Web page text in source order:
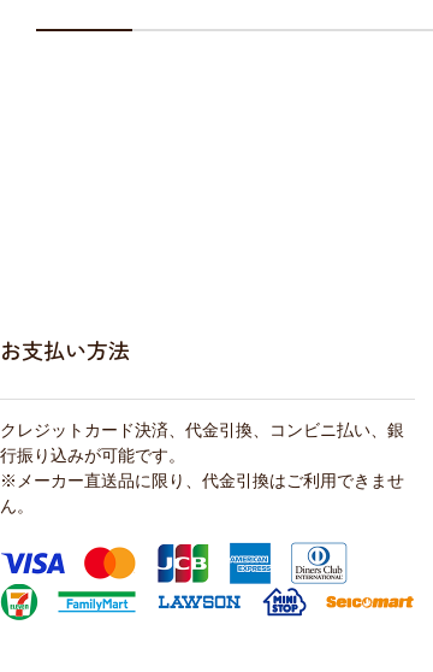
お支払い方法
クレジットカード決済、代金引換、コンビニ払い、銀
行振り込みが可能です。
※メーカー直送品に限り、代金引換はご利用できませ
ん。